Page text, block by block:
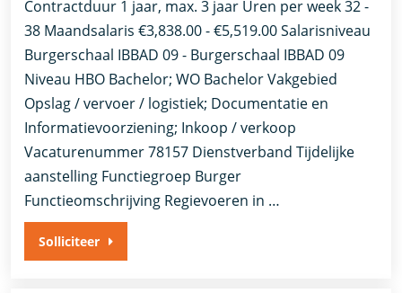
Contractduur 1 jaar, max. 3 jaar Uren per week 32 -
38 Maandsalaris €3,838.00 - €5,519.00 Salarisniveau
Burgerschaal IBBAD 09 - Burgerschaal IBBAD 09
Niveau HBO Bachelor; WO Bachelor Vakgebied
Opslag / vervoer / logistiek; Documentatie en
Informatievoorziening; Inkoop / verkoop
Vacaturenummer 78157 Dienstverband ​Tijdelijke
aanstelling​ Functiegroep Burger
Functieomschrijving Regievoeren in …
Solliciteer